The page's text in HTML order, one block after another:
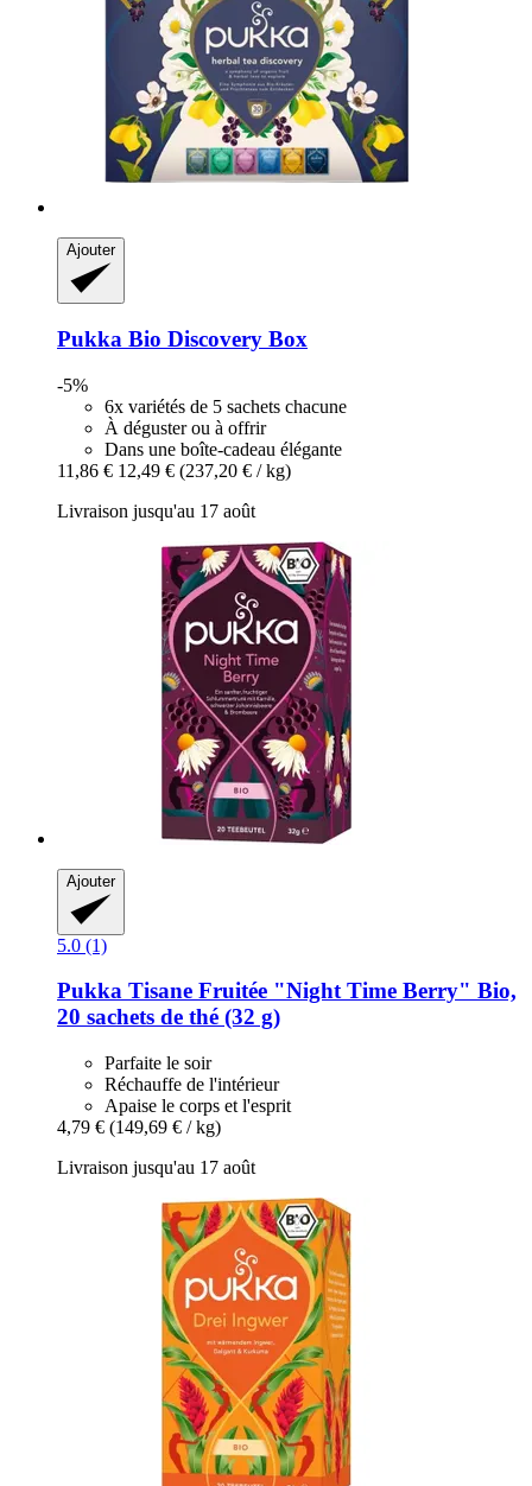
Ajouter
Pukka Bio Discovery Box
-5%
6x variétés de 5 sachets chacune
À déguster ou à offrir
Dans une boîte-cadeau élégante
11,86 € 12,49 € (237,20 € / kg)
Livraison jusqu'au 17 août
Ajouter
5.0 (1)
Pukka Tisane Fruitée "Night Time Berry" Bio,
20 sachets de thé (32 g)
Parfaite le soir
Réchauffe de l'intérieur
Apaise le corps et l'esprit
4,79 € (149,69 € / kg)
Livraison jusqu'au 17 août